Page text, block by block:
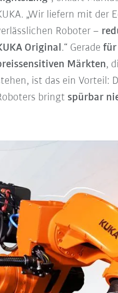
„Wir liefern mit der
Roboter –
Original.“ Gerade für
Märkten,
ist das ein Vorteil:
bringt spürbar